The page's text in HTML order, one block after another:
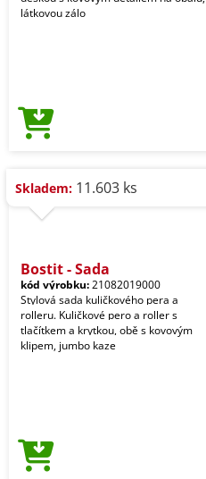
látkovou zálo
Skladem: 11.603 ks
Bostit - Sada
kód výrobku:21082019000
Stylová sada kuličkového pera a
rolleru. Kuličkové pero a roller s
tlačítkem a krytkou, obě s kovovým
klipem, jumbo kaze